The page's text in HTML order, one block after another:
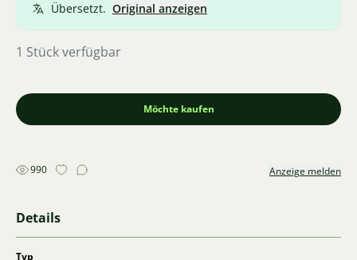
Übersetzt. Original anzeigen
1 Stück verfügbar
Möchte kaufen
990 Anzeige melden
Details
Typ